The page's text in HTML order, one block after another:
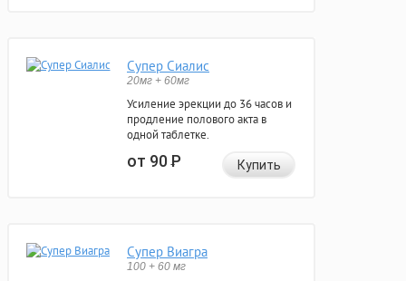
Супер Сиалис
20мг + 60мг
Усиление эрекции до 36 часов и
продление полового акта в
одной таблетке.
от 90Р Купить
Супер Виагра
100 + 60 мг